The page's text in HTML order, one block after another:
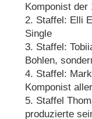
Komponist
2. Staffel: Elli
Single
3. Staffel:
Bohlen,
4. Staffel:
Komponist
5. Staffel
produzierte